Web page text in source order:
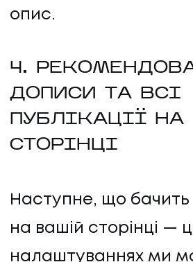
опис.
4.
ДОПИСИ ТА ВСІ
ПУБЛІКАЦІЇ НА
СТОРІНЦІ
Наступне, що бачить
на вашій сторінці —
налаштуваннях ми